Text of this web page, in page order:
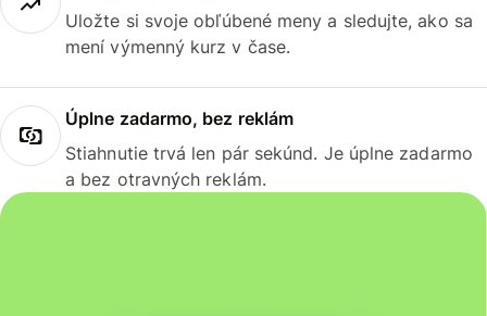
Uložte si svoje obľúbené meny a sledujte, ako sa
mení výmenný kurz v čase.
Úplne zadarmo, bez reklám
Stiahnutie trvá len pár sekúnd. Je úplne zadarmo
a bez otravných reklám.